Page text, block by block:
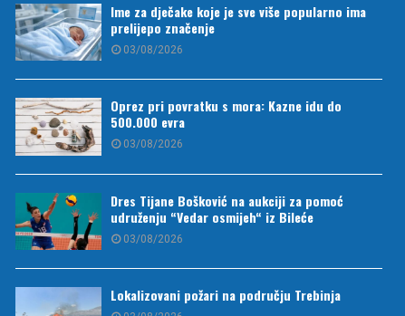
Ime za dječake koje je sve više popularno ima
prelijepo značenje
03/08/2026
Oprez pri povratku s mora: Kazne idu do
500.000 evra
03/08/2026
Dres Tijane Bošković na aukciji za pomoć
udruženju “Vedar osmijeh“ iz Bileće
03/08/2026
Lokalizovani požari na području Trebinja